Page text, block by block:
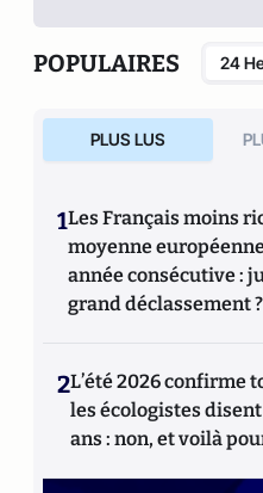
POPULAIRES 24
PLUS LUS
1Les Français moins
moyenne
année consécutive :
grand déclassement ?
2L’été 2026 confirme
les écologistes
ans : non, et voilà